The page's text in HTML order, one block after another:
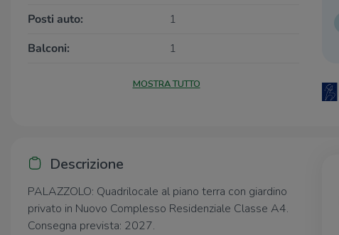
Posti auto:
1
Balconi:
1
MOSTRA TUTTO
Descrizione
PALAZZOLO: Quadrilocale al piano terra con giardino
privato in Nuovo Complesso Residenziale Classe A4.
Consegna prevista: 2027.